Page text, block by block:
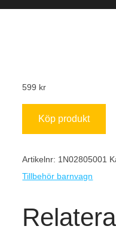
599 kr
Köp produkt
Artikelnr: 1N02805001
Tillbehör barnvagn